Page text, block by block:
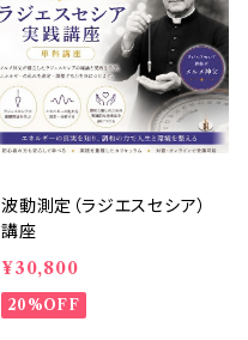
波動測定（ラジエスセシア）
講座
¥30,800
20%OFF